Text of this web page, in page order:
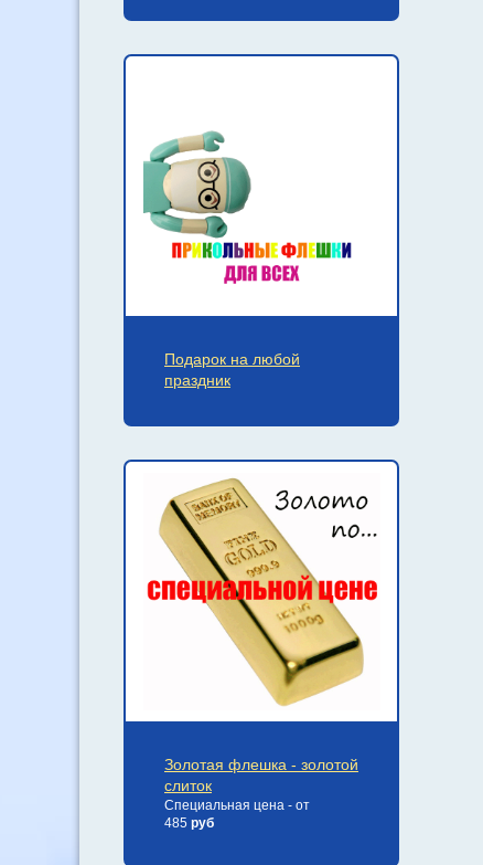
Подарок на любой
праздник
Золотая флешка - золотой
слиток
Специальная цена - от
485 руб